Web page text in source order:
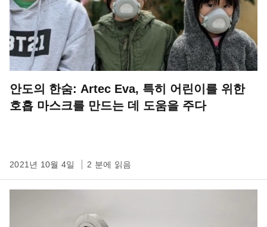
안도의 한숨: Artec Eva, 특히 어린이를 위한
호흡 마스크를 만드는 데 도움을 주다
2021년 10월 4일 2 분에 읽음